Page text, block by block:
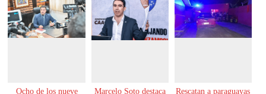
Ocho de los nueve
Marcelo Soto destaca
Rescatan a paraguayas